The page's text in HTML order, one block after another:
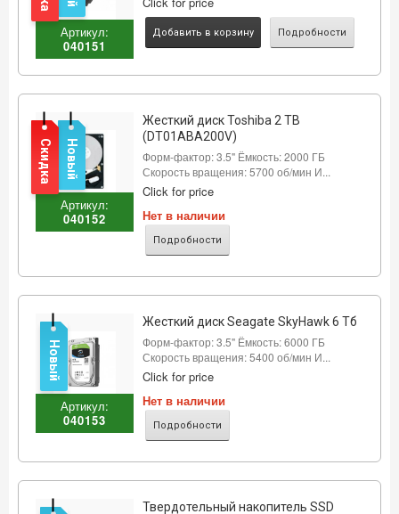
Артикул:
040151
Добавить в корзину Подробности
Артикул:
040152
Жесткий диск Toshiba 2 TB
(DT01ABA200V)
Форм-фактор: 3.5" Ёмкость: 2000 ГБ
Скорость вращения: 5700 об/мин И...
Click for price
Нет в наличии
Подробности
Новый
Скидка
Артикул:
040153
Жесткий диск Seagate SkyHawk 6 Тб
Форм-фактор: 3.5" Ёмкость: 6000 ГБ
Скорость вращения: 5400 об/мин И...
Click for price
Нет в наличии
Подробности
Новый
Твердотельный накопитель SSD